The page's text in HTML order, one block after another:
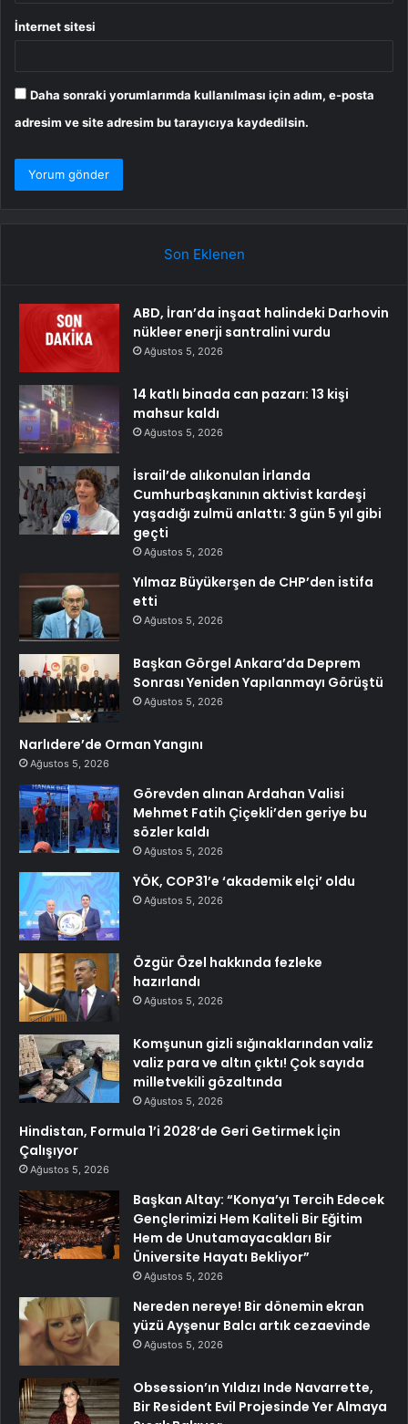
İnternet sitesi
Daha sonraki yorumlarımda kullanılması için adım, e-posta
adresim ve site adresim bu tarayıcıya kaydedilsin.
Son Eklenen
ABD, İran’da inşaat halindeki Darhovin
nükleer enerji santralini vurdu
Ağustos 5, 2026
14 katlı binada can pazarı: 13 kişi
mahsur kaldı
Ağustos 5, 2026
İsrail’de alıkonulan İrlanda
Cumhurbaşkanının aktivist kardeşi
yaşadığı zulmü anlattı: 3 gün 5 yıl gibi
geçti
Ağustos 5, 2026
Yılmaz Büyükerşen de CHP’den istifa
etti
Ağustos 5, 2026
Başkan Görgel Ankara’da Deprem
Sonrası Yeniden Yapılanmayı Görüştü
Ağustos 5, 2026
Narlıdere’de Orman Yangını
Ağustos 5, 2026
Görevden alınan Ardahan Valisi
Mehmet Fatih Çiçekli’den geriye bu
sözler kaldı
Ağustos 5, 2026
YÖK, COP31’e ‘akademik elçi’ oldu
Ağustos 5, 2026
Özgür Özel hakkında fezleke
hazırlandı
Ağustos 5, 2026
Komşunun gizli sığınaklarından valiz
valiz para ve altın çıktı! Çok sayıda
milletvekili gözaltında
Ağustos 5, 2026
Hindistan, Formula 1’i 2028’de Geri Getirmek İçin
Çalışıyor
Ağustos 5, 2026
Başkan Altay: “Konya’yı Tercih Edecek
Gençlerimizi Hem Kaliteli Bir Eğitim
Hem de Unutamayacakları Bir
Üniversite Hayatı Bekliyor”
Ağustos 5, 2026
Nereden nereye! Bir dönemin ekran
yüzü Ayşenur Balcı artık cezaevinde
Ağustos 5, 2026
Obsession’ın Yıldızı Inde Navarrette,
Bir Resident Evil Projesinde Yer Almaya